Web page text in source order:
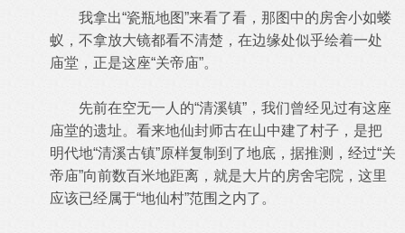
我拿出“瓷瓶地图”来看了看，那图中的房舍小如蝼
蚁，不拿放大镜都看不清楚，在边缘处似乎绘着一处
庙堂，正是这座“关帝庙”。
先前在空无一人的“清溪镇”，我们曾经见过有这座
庙堂的遗址。看来地仙封师古在山中建了村子，是把
明代地“清溪古镇”原样复制到了地底，据推测，经过“关
帝庙”向前数百米地距离，就是大片的房舍宅院，这里
应该已经属于“地仙村”范围之内了。